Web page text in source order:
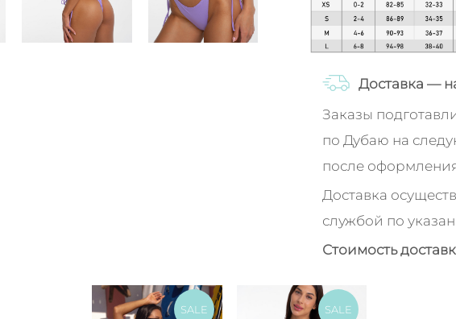
Доставка —
Заказы
по Дубаю на
после
Доставка
службой по
Стоимость
SALE SALE